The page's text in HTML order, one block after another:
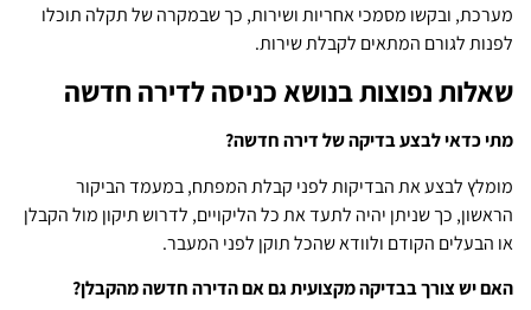
מערכת, ובקשו מסמכי אחריות ושירות, כך שבמקרה של תקלה תוכלו
לפנות לגורם המתאים לקבלת שירות.
שאלות נפוצות בנושא כניסה לדירה חדשה
מתי כדאי לבצע בדיקה של דירה חדשה?
מומלץ לבצע את הבדיקות לפני קבלת המפתח, במעמד הביקור
הראשון, כך שניתן יהיה לתעד את כל הליקויים, לדרוש תיקון מול הקבלן
או הבעלים הקודם ולוודא שהכל תוקן לפני המעבר.
האם יש צורך בבדיקה מקצועית גם אם הדירה חדשה מהקבלן?